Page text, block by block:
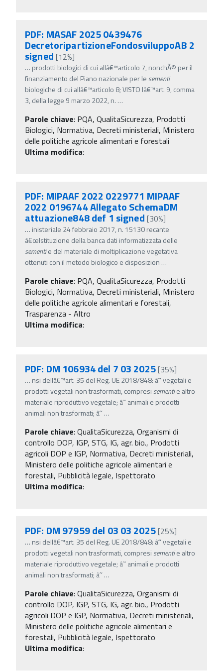
PDF: MASAF 2025 0439476
DecretoripartizioneFondosviluppoAB 2
signed [12%]
… prodotti biologici di cui allâ€™articolo 7, nonchÃ© per il
finanziamento del Piano nazionale per le sementi
biologiche di cui allâ€™articolo 8; VISTO lâ€™art. 9, comma
3, della legge 9 marzo 2022, n. …
Parole chiave: PQA, QualitaSicurezza, Prodotti
Biologici, Normativa, Decreti ministeriali, Ministero
delle politiche agricole alimentari e forestali
Ultima modifica:
PDF: MIPAAF 2022 0229771 MIPAAF
2022 0196744 Allegato SchemaDM
attuazione848 def 1 signed [30%]
… inisteriale 24 febbraio 2017, n. 15130 recante
â€œIstituzione della banca dati informatizzata delle
sementie del materiale di moltiplicazione vegetativa
ottenuti con il metodo biologico e disposizion …
Parole chiave: PQA, QualitaSicurezza, Prodotti
Biologici, Normativa, Decreti ministeriali, Ministero
delle politiche agricole alimentari e forestali,
Trasparenza - Altro
Ultima modifica:
PDF: DM 106934 del 7 03 2025[35%]
… nsi dellâ€™art. 35 del Reg. UE 2018/848: âˆ’ vegetali e
prodotti vegetali non trasformati, compresi sementie altro
materiale riproduttivo vegetale; âˆ’ animali e prodotti
animali non trasformati; âˆ’…
Parole chiave: QualitaSicurezza, Organismi di
controllo DOP, IGP, STG, IG, agr. bio., Prodotti
agricoli DOP e IGP, Normativa, Decreti ministeriali,
Ministero delle politiche agricole alimentari e
forestali, Pubblicità legale, Ispettorato
Ultima modifica:
PDF: DM 97959 del 03 03 2025[25%]
… nsi dellâ€™art. 35 del Reg. UE 2018/848: âˆ’ vegetali e
prodotti vegetali non trasformati, compresi sementie altro
materiale riproduttivo vegetale; âˆ’ animali e prodotti
animali non trasformati; âˆ’…
Parole chiave: QualitaSicurezza, Organismi di
controllo DOP, IGP, STG, IG, agr. bio., Prodotti
agricoli DOP e IGP, Normativa, Decreti ministeriali,
Ministero delle politiche agricole alimentari e
forestali, Pubblicità legale, Ispettorato
Ultima modifica: